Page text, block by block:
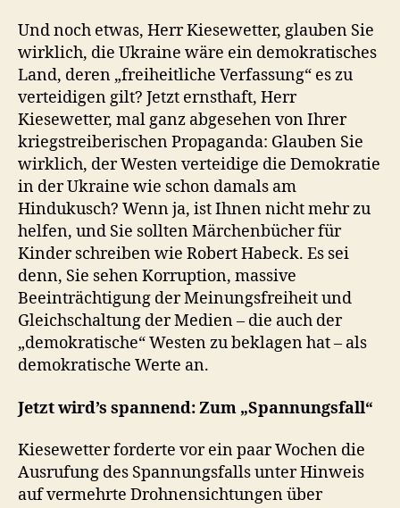
Und noch etwas, Herr Kiesewetter, glauben Sie
wirklich, die Ukraine wäre ein demokratisches
Land, deren „freiheitliche Verfassung“ es zu
verteidigen gilt? Jetzt ernsthaft, Herr
Kiesewetter, mal ganz abgesehen von Ihrer
kriegstreiberischen Propaganda: Glauben Sie
wirklich, der Westen verteidige die Demokratie
in der Ukraine wie schon damals am
Hindukusch? Wenn ja, ist Ihnen nicht mehr zu
helfen, und Sie sollten Märchenbücher für
Kinder schreiben wie Robert Habeck. Es sei
denn, Sie sehen Korruption, massive
Beeinträchtigung der Meinungsfreiheit und
Gleichschaltung der Medien – die auch der
„demokratische“ Westen zu beklagen hat – als
demokratische Werte an.
Jetzt wird’s spannend: Zum „Spannungsfall“
Kiesewetter forderte vor ein paar Wochen die
Ausrufung des Spannungsfalls unter Hinweis
auf vermehrte Drohnensichtungen über